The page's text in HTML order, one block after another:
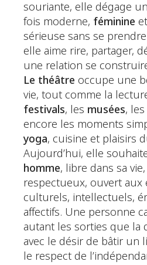
souriante, elle dégage
fois moderne, féminine
sérieuse sans se
elle aime rire, partager,
une relation se
Le théâtre occupe une
vie, tout comme la
festivals, les musées, les
encore les moments
yoga, cuisine et plaisirs
Aujourd’hui, elle
homme, libre dans sa
respectueux, ouvert aux
culturels, intellectuels,
affectifs. Une personne
autant les sorties que la
avec le désir de bâtir un
le respect de